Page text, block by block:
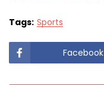
Tags: Sports
Facebook